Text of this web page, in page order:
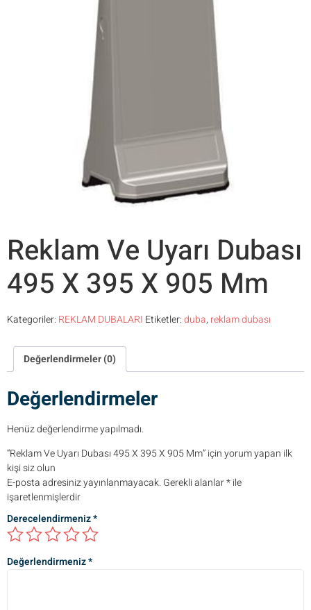
Reklam Ve Uyarı Dubası
495 X 395 X 905 Mm
Kategoriler: REKLAM DUBALARI Etiketler:duba, reklam dubası
Değerlendirmeler (0)
Değerlendirmeler
Henüz değerlendirme yapılmadı.
“Reklam Ve Uyarı Dubası 495 X 395 X 905 Mm” için yorum yapan ilk
kişi siz olun
E-posta adresiniz yayınlanmayacak.Gerekli alanlar*ile
işaretlenmişlerdir
Derecelendirmeniz*
Değerlendirmeniz*